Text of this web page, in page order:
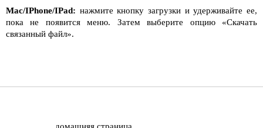
Mac/IPhone/IPad: нажмите кнопку загрузки и удерживайте ее,
пока не появится меню. Затем выберите опцию «Скачать
связанный файл».